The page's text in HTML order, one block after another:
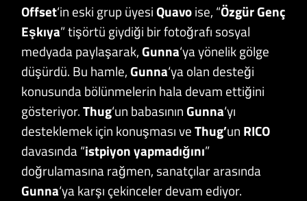
Offset‘in eski grup üyesiQuavoise, “Özgür Genç
Eşkıya” tişörtü giydiği bir fotoğrafı sosyal
medyada paylaşarak,Gunna‘ya yönelik gölge
düşürdü. Bu hamle,Gunna‘ya olan desteği
konusunda bölünmelerin hala devam ettiğini
gösteriyor.Thug‘un babasınınGunna‘yı
desteklemek için konuşması veThug’un RICO
davasında “istpiyon yapmadığını”
doğrulamasına rağmen, sanatçılar arasında
Gunna‘ya karşı çekinceler devam ediyor.